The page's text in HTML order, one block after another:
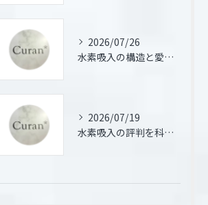
2026/07/26
水素吸入の構造と愛知県名古屋市豊明市での医療活用を徹底解説
2026/07/19
水素吸入の評判を科学的根拠と体験談から徹底検証しリスクと効果を正しく理解する